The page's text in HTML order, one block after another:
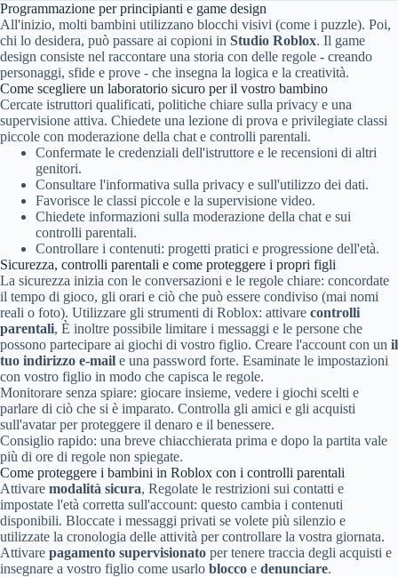
Programmazione per principianti e game design
All'inizio, molti bambini utilizzano blocchi visivi (come i puzzle). Poi,
chi lo desidera, può passare ai copioni in Studio Roblox. Il game
design consiste nel raccontare una storia con delle regole - creando
personaggi, sfide e prove - che insegna la logica e la creatività.
Come scegliere un laboratorio sicuro per il vostro bambino
Cercate istruttori qualificati, politiche chiare sulla privacy e una
supervisione attiva. Chiedete una lezione di prova e privilegiate classi
piccole con moderazione della chat e controlli parentali.
Confermate le credenziali dell'istruttore e le recensioni di altri
genitori.
Consultare l'informativa sulla privacy e sull'utilizzo dei dati.
Favorisce le classi piccole e la supervisione video.
Chiedete informazioni sulla moderazione della chat e sui
controlli parentali.
Controllare i contenuti: progetti pratici e progressione dell'età.
Sicurezza, controlli parentali e come proteggere i propri figli
La sicurezza inizia con le conversazioni e le regole chiare: concordate
il tempo di gioco, gli orari e ciò che può essere condiviso (mai nomi
reali o foto). Utilizzare gli strumenti di Roblox: attivare controlli
parentali, È inoltre possibile limitare i messaggi e le persone che
possono partecipare ai giochi di vostro figlio. Creare l'account con un il
tuo indirizzo e-mail e una password forte. Esaminate le impostazioni
con vostro figlio in modo che capisca le regole.
Monitorare senza spiare: giocare insieme, vedere i giochi scelti e
parlare di ciò che si è imparato. Controlla gli amici e gli acquisti
sull'avatar per proteggere il denaro e il benessere.
Consiglio rapido: una breve chiacchierata prima e dopo la partita vale
più di ore di regole non spiegate.
Come proteggere i bambini in Roblox con i controlli parentali
Attivare modalità sicura, Regolate le restrizioni sui contatti e
impostate l'età corretta sull'account: questo cambia i contenuti
disponibili. Bloccate i messaggi privati se volete più silenzio e
utilizzate la cronologia delle attività per controllare la vostra giornata.
Attivare pagamento supervisionato per tenere traccia degli acquisti e
insegnare a vostro figlio come usarlo blocco e denunciare.